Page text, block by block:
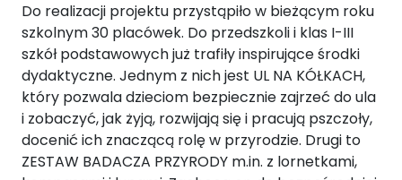
Do realizacji projektu przystąpiło w bieżącym roku
szkolnym 30 placówek. Do przedszkoli i klas I-III
szkół podstawowych już trafiły inspirujące środki
dydaktyczne. Jednym z nich jest UL NA KÓŁKACH,
który pozwala dzieciom bezpiecznie zajrzeć do ula
i zobaczyć, jak żyją, rozwijają się i pracują pszczoły,
docenić ich znaczącą rolę w przyrodzie. Drugi to
ZESTAW BADACZA PRZYRODY m.in. z lornetkami,